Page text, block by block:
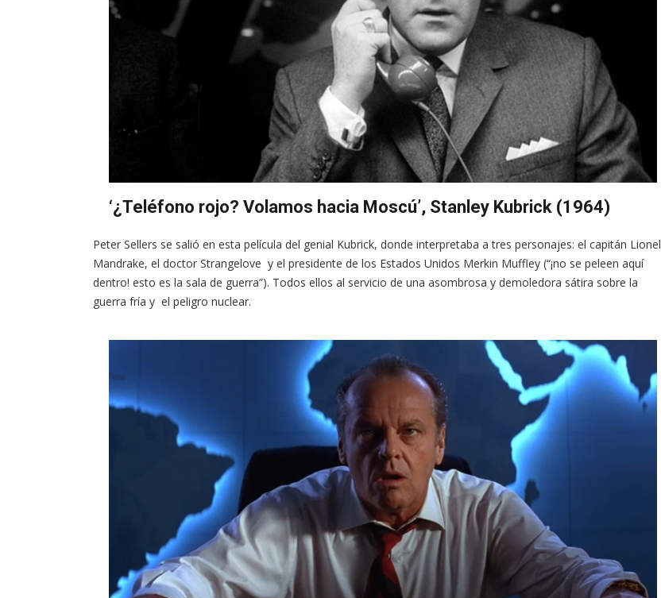
‘¿Teléfono rojo? Volamos hacia Moscú’, Stanley Kubrick (1964)
Peter Sellers se salió en esta película del genial Kubrick, donde interpretaba a tres personajes: el capitán Lionel
Mandrake, el doctor Strangelove y el presidente de los Estados Unidos Merkin Muffley (“¡no se peleen aquí
dentro! esto es la sala de guerra”). Todos ellos al servicio de una asombrosa y demoledora sátira sobre la
guerra fría y el peligro nuclear.